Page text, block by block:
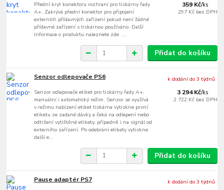
Přední kryt konektoru rozhraní pro tiskárny řady
A+, Zakrývá přední konektor pro připojení
externích přídavných zařízení pokud není žádné
přídavné zařízení s tiskárnou používáno. Další
informace o produktu naleznete zde ....
359 Kč/ks
297 Kč bez DPH
Přidat do košíku
Senzor odlepovače PS6
Senzor odlepovače etiket pro tiskárny řady A+,
manuální i automatický režim. Senzor se využívá
v režimu nabízení etiket tiskárna vytiskne první
etiketu ze zadané dávky a čeká na odlepení nebo
odtržení vytištěné etikety, případně i na signál od
externího zařízení. Po odebrání etikety vytiskne
další e...
3 294 Kč/ks
2 722 Kč bez DPH
k dodání do 3 týdnů
Přidat do košíku
Pause adaptér PS7 k dodání do 3 týdnů